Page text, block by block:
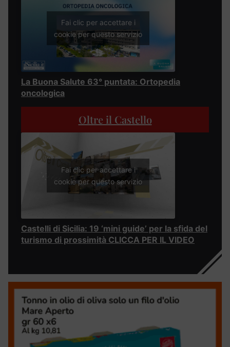
Fai clic per accettare i
cookie per questo servizio
La Buona Salute 63° puntata: Ortopedia
oncologica
Oltre il Castello
Fai clic per accettare i
cookie per questo servizio
Castelli di Sicilia: 19 ‘mini guide’ per la sfida del
turismo di prossimità CLICCA PER IL VIDEO